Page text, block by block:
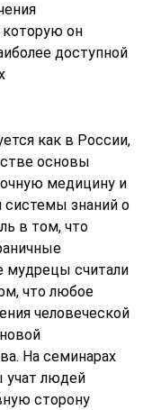
которую он
доступной
как в России,
основы
медицину и
знаний о
в том, что
мудрецы считали
что любое
человеческой
На семинарах
учат людей
сторону